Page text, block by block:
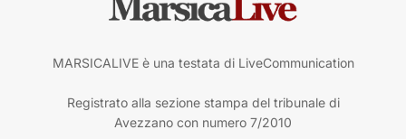
MARSICALIVE è una testata di LiveCommunication
Registrato alla sezione stampa del tribunale di
Avezzano con numero 7/2010